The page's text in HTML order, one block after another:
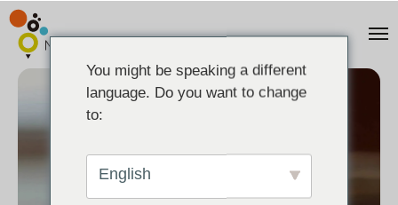
You might be speaking a different
language. Do you want to change
to:
English